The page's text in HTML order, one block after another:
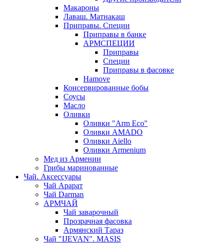
Макароны
Лаваш. Матнакаш
Приправы. Специи
Приправы в банке
АРМСПЕЦИИ
Приправы
Специи
Приправы в фасовке
Hamove
Консервированные бобы
Соусы
Масло
Оливки
Оливки "Arm Eco"
Оливки AMADO
Оливки Aiello
Оливки Armenium
Мед из Армении
Грибы маринованные
Чай. Аксессуары
Чай Арарат
Чай Darman
АРМЧАЙ
Чай заварочный
Прозрачная фасовка
Армянский Тараз
Чай "IJEVAN". MASIS